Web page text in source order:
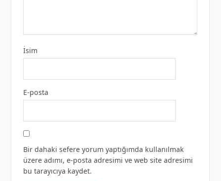
İsim
E-posta
Bir dahaki sefere yorum yaptığımda kullanılmak
üzere adımı, e-posta adresimi ve web site adresimi
bu tarayıcıya kaydet.